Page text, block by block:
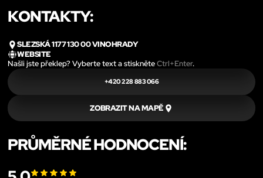
KONTAKTY:
SLEZSKÁ 1177 130 00 VINOHRADY
WEBSITE
Našli jste překlep? Vyberte text a stiskněteCtrl+Enter.
+420 228 883 066
ZOBRAZIT NA MAPĚ
PRŮMĚRNÉ HODNOCENÍ: